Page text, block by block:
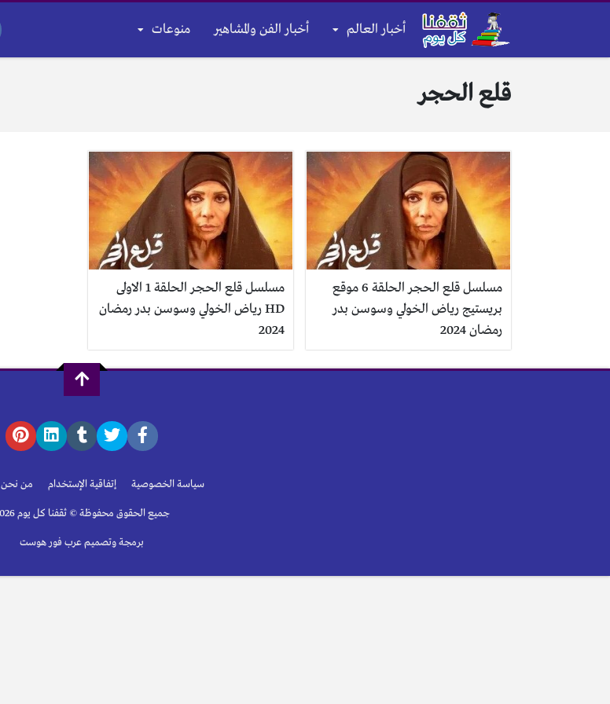
أخبار العالم أخبار الفن والمشاهير منوعات
قلع الحجر
مسلسل قلع الحجر الحلقة 6 موقع
بريستيج رياض الخولي وسوسن بدر
رمضان 2024
مسلسل قلع الحجر الحلقة 1 الاولى
HD رياض الخولي وسوسن بدر رمضان
2024
سياسة الخصوصية إتفاقية الإستخدام من نحن
جميع الحقوق محفوظة © ثقفنا كل يوم 2026
برمجة وتصميم عرب فور هوست